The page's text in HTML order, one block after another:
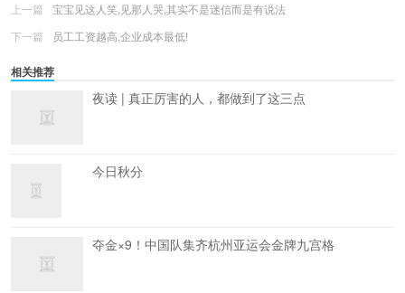
上一篇
宝宝见这人笑,见那人哭,其实不是迷信而是有说法
下一篇
员工工资越高,企业成本最低!
相关推荐
夜读 | 真正厉害的人，都做到了这三点
今日秋分
夺金×9！中国队集齐杭州亚运会金牌九宫格